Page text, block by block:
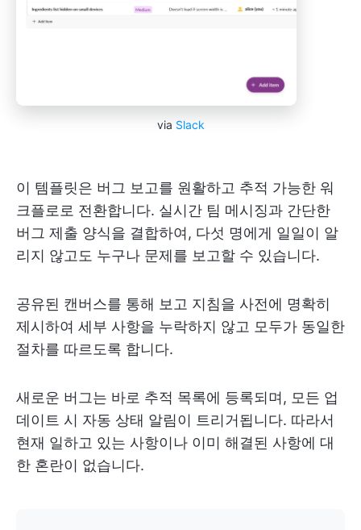
via Slack
이 템플릿은 버그 보고를 원활하고 추적 가능한 워
크플로로 전환합니다. 실시간 팀 메시징과 간단한
버그 제출 양식을 결합하여, 다섯 명에게 일일이 알
리지 않고도 누구나 문제를 보고할 수 있습니다.
공유된 캔버스를 통해 보고 지침을 사전에 명확히
제시하여 세부 사항을 누락하지 않고 모두가 동일한
절차를 따르도록 합니다.
새로운 버그는 바로 추적 목록에 등록되며, 모든 업
데이트 시 자동 상태 알림이 트리거됩니다. 따라서
현재 일하고 있는 사항이나 이미 해결된 사항에 대
한 혼란이 없습니다.